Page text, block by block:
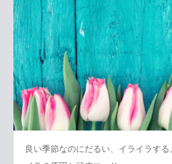
良い季節なのにだるい、イライラす